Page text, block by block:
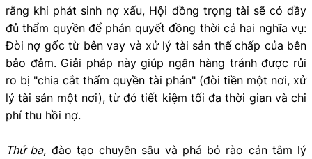
rằng khi phát sinh nợ xấu, Hội đồng trọng tài sẽ có đầy
đủ thẩm quyền để phán quyết đồng thời cả hai nghĩa vụ:
Đòi nợ gốc từ bên vay và xử lý tài sản thế chấp của bên
bảo đảm. Giải pháp này giúp ngân hàng tránh được rủi
ro bị "chia cắt thẩm quyền tài phán" (đòi tiền một nơi, xử
lý tài sản một nơi), từ đó tiết kiệm tối đa thời gian và chi
phí thu hồi nợ.
Thứ ba, đào tạo chuyên sâu và phá bỏ rào cản tâm lý